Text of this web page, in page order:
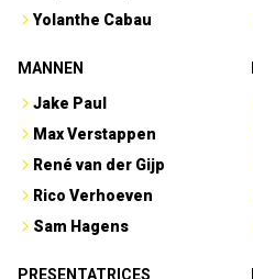
Yolanthe Cabau
MANNEN
Jake Paul
Max Verstappen
René van der Gijp
Rico Verhoeven
Sam Hagens
PRESENTATRICES